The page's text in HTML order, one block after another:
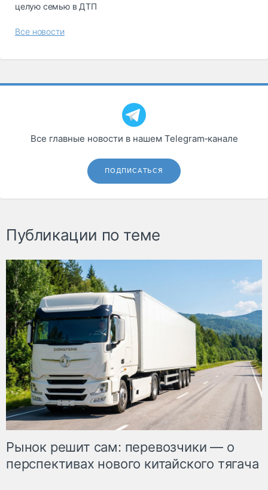
целую семью в ДТП
Все новости
Все главные новости в нашем Telegram‑канале
ПОДПИСАТЬСЯ
Публикации по теме
Рынок решит сам: перевозчики — о
перспективах нового китайского тягача